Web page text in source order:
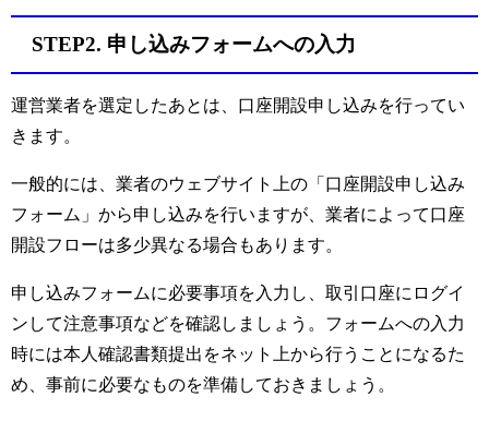
STEP2. 申し込みフォームへの入力
運営業者を選定したあとは、口座開設申し込みを行ってい
きます。
一般的には、業者のウェブサイト上の「口座開設申し込み
フォーム」から申し込みを行いますが、業者によって口座
開設フローは多少異なる場合もあります。
申し込みフォームに必要事項を入力し、取引口座にログイ
ンして注意事項などを確認しましょう。フォームへの入力
時には本人確認書類提出をネット上から行うことになるた
め、事前に必要なものを準備しておきましょう。